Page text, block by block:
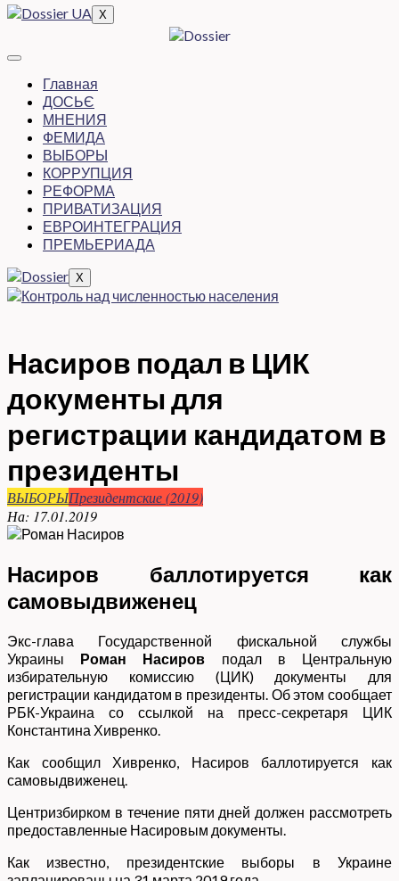
X
Главная
ДОСЬЄ
МНЕНИЯ
ФЕМИДА
ВЫБОРЫ
КОРРУПЦИЯ
РЕФОРМА
ПРИВАТИЗАЦИЯ
ЕВРОИНТЕГРАЦИЯ
ПРЕМЬЕРИАДА
X
Насиров подал в ЦИК
документы для
регистрации кандидатом в
президенты
ВЫБОРЫПрезидентские (2019)
На: 17.01.2019
Насиров баллотируется как
самовыдвиженец
Экс-глава Государственной фискальной службы
Украины Роман Насиров подал в Центральную
избирательную комиссию (ЦИК) документы для
регистрации кандидатом в президенты. Об этом сообщает
РБК-Украина со ссылкой на пресс-секретаря ЦИК
Константина Хивренко.
Как сообщил Хивренко, Насиров баллотируется как
самовыдвиженец.
Центризбирком в течение пяти дней должен рассмотреть
предоставленные Насировым документы.
Как известно, президентские выборы в Украине